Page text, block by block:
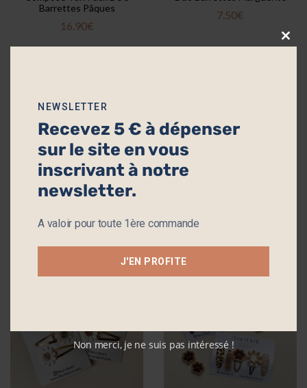
Barrettes Pâques
16.90€
7.50€
16.90€
NEWSLETTER
Recevez 5 € à dépenser
sur le site en vous
inscrivant à notre
newsletter.
A valoir pour toute 1ère commande
J'EN PROFITE
Non merci, je ne suis pas intéressé !